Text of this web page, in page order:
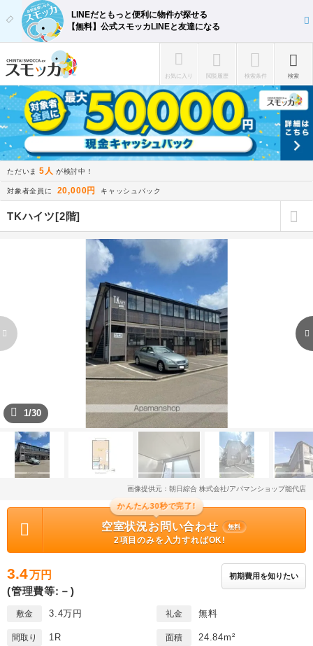
LINEだともっと便利に物件が探せる
【無料】公式スモッカLINEと友達になる
お気に入り 閲覧履歴 検索条件 検索
ただいま 5人 が検討中！
対象者全員に 20,000円 キャッシュバック
TKハイツ[2階]
1/30
画像提供元：朝日綜合 株式会社/アパマンショップ能代店
かんたん30秒で完了!
空室状況お問い合わせ 無料
2項目のみを入力すればOK!
3.4万円
(管理費等:－)
初期費用を知りたい
敷金 3.4万円 礼金 無料
間取り 1R 面積 24.84m²